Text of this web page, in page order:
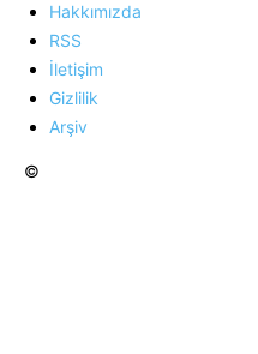
Hakkımızda
RSS
İletişim
Gizlilik
Arşiv
©